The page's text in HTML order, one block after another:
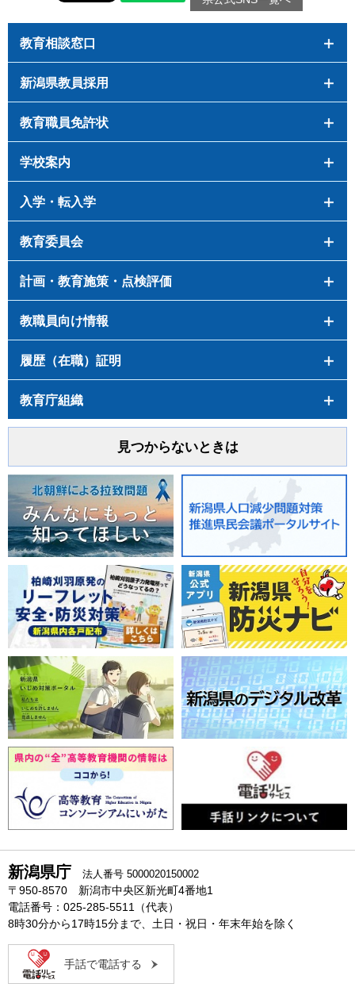
教育相談窓口
新潟県教員採用
教育職員免許状
学校案内
入学・転入学
教育委員会
計画・教育施策・点検評価
教職員向け情報
履歴（在職）証明
教育庁組織
見つからないときは
新潟県庁 法人番号 5000020150002
〒950-8570 新潟市中央区新光町4番地1
電話番号：025-285-5511（代表）
8時30分から17時15分まで、土日・祝日・年末年始を除く
手話で電話する